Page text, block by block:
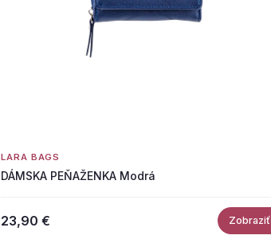
LARA BAGS
DÁMSKA PEŇAŽENKA Modrá
23,90 € Zobraziť